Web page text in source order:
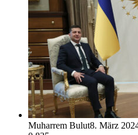
Muharrem Bulut8. März